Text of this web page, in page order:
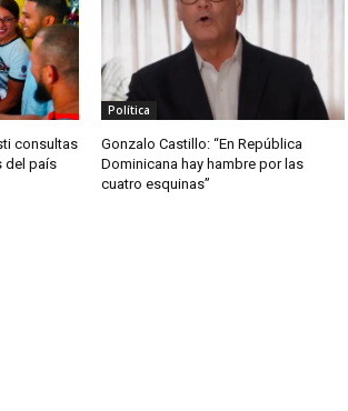
consultas
del país
Política
Gonzalo Castillo: “En República
Dominicana hay hambre por las
cuatro esquinas”